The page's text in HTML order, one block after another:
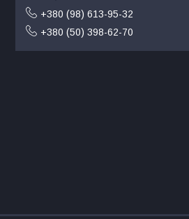
+380 (98) 613-95-32
+380 (50) 398-62-70